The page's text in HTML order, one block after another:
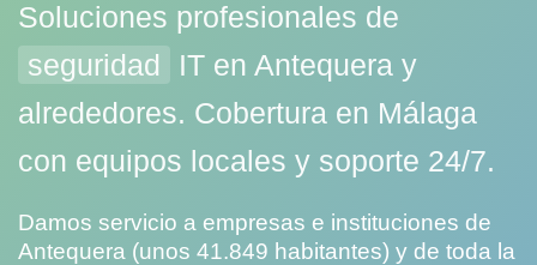
Soluciones profesionales de
seguridad
IT en Antequera y
alrededores. Cobertura en Málaga
con equipos locales y soporte 24/7.
Damos servicio a empresas e instituciones de
Antequera (unos 41.849 habitantes) y de toda la